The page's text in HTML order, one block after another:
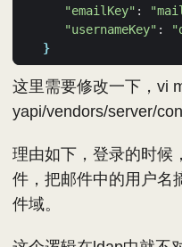
"emailKey" :
"usernameKey" :
}
这里需要修改一下，vi
yapi/vendors/server/
理由如下，登录的时候
件，把邮件中的用户名
件域。